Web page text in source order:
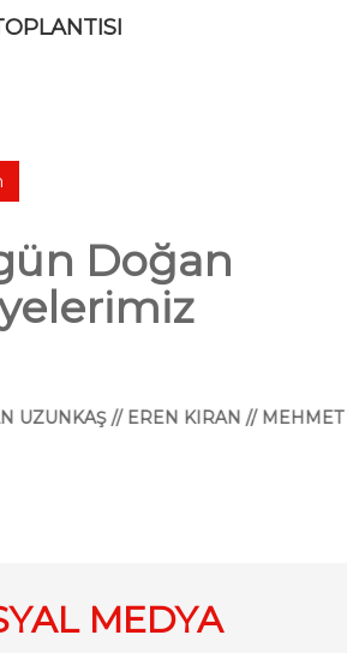
Doğan
// EREN KIRAN // MEHMET
MEDYA